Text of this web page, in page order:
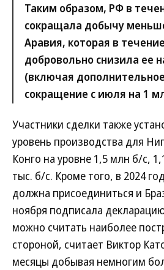
Таким образом, РФ в
сокращала добычу
Аравия, которая в
добровольно снизила ее
(включая
сокращение с июля на 1
Участники сделки также
уровень производства для
Конго на уровне 1,5 млн б/с,
тыс. б/с. Кроме того, в 2024
должна присоединиться и
ноября подписала
можно считать наиболее
стороной, считает Виктор
месяцы добывая немногим